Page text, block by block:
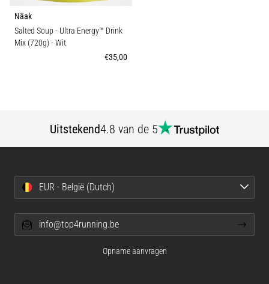
Näak
Salted Soup - Ultra Energy™ Drink
Mix (720g)- Wit
€35,00
Uitstekend4.8 van de 5
EUR - België (Dutch)
info@top4running.be
Opname aanvragen